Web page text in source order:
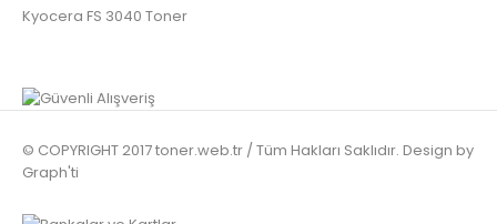
Kyocera FS 3040 Toner
© COPYRIGHT 2017 toner.web.tr / Tüm Hakları Saklıdır. Design by
Graph'ti